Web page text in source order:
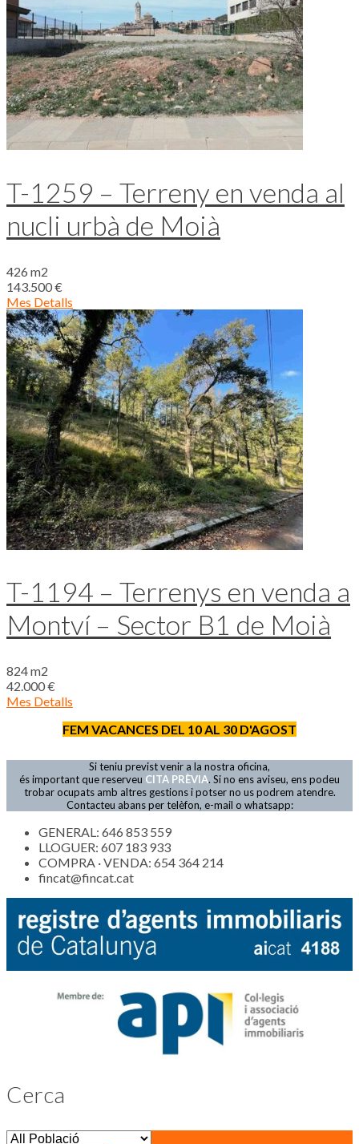
T-1259 – Terreny en venda al
nucli urbà de Moià
426 m2
143.500 €
Mes Detalls
T-1194 – Terrenys en venda a
Montví – Sector B1 de Moià
824 m2
42.000 €
Mes Detalls
FEM VACANCES DEL 10 AL 30 D'AGOST
Si teniu previst venir a la nostra oficina,
és important que reserveu CITA PRÈVIA. Si no ens aviseu, ens podeu
trobar ocupats amb altres gestions i potser no us podrem atendre.
Contacteu abans per telèfon, e-mail o whatsapp:
GENERAL: 646 853 559
LLOGUER: 607 183 933
COMPRA · VENDA: 654 364 214
fincat@fincat.cat
Cerca